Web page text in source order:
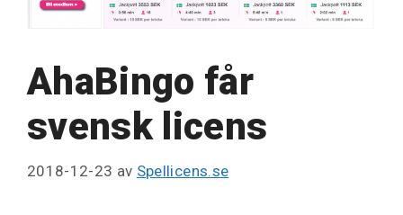
AhaBingo får
svensk licens
2018-12-23 av Spellicens.se